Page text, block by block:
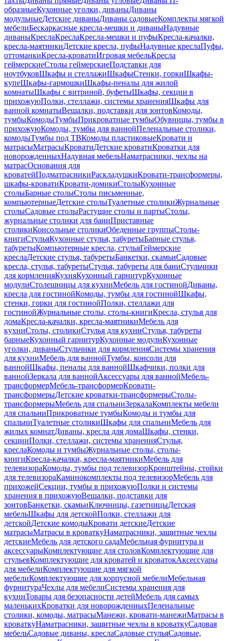
образныеКухонные уголки, диваныДиваны
модульныеДетские диваныДиваны садовыеКомплекты мягкой
мебелиБескаркасные кресла-мешки и диваныНадувные
диваныКреслаКреслаКресла-мешки и пуфыКресла-качалки,
кресла-маятникиДетские кресла, пуфыНадувные креслаПуфы,
оттоманкиКресла-кроватиИгровая мебельКресла
геймерскиеСтолы геймерскиеПодставки для
ноутбуковШкафы и стеллажиШкафыСтенки, горкиШкафы-
купеШкафы-гармошкиШкафы-пеналы для жилой
комнатыШкафы с витриной, буфетыШкафы, секции в
прихожуюПолки, стеллажи, системы храненияШкафы для
ванной комнатыВешалки, подставки для зонтовКомоды,
тумбыКомодыТумбыПрикроватные тумбыОбувницы, тумбы в
прихожуюКомоды, тумбы для ваннойПеленальные столики,
комодыТумбы под ТВКомоды пластиковыеКровати и
матрасыМатрасыКроватиДетские кроватиКроватки для
новорожденныхНадувная мебельНаматрасники, чехлы на
матрасОснования для
кроватейПодматрасникиРаскладушкиКровати-трансформеры,
шкафы-кроватиКровати-домикиСтолыКухонные
столыБарные столыСтолы письменные,
компьютерныеДетские столыТуалетные столикиЖурнальные
столыСадовые столыРастущие столы и партыСтолы,
журнальные столики для баниПриставные
столикиКонсольные столикиОбеденные группыСтолы-
книгиСтульяКухонные стулья, табуретыБарные стулья,
табуретыКомпьютерные кресла, стульяГеймерские
креслаДетские стулья, табуретыБанкетки, скамьиСадовые
кресла, стулья, табуретыСтулья, табуреты для баниСтульчики
для кормленияКухняКухонный гарнитурКухонные
модулиСтолешницы для кухниМебель для гостинойДиваны,
кресла для гостинойКомоды, тумбы для гостинойШкафы,
стенки, горки для гостинойПолки, стеллажи для
гостинойЖурнальные столы, столы-книгиКресла, стулья для
домаКресла-качалки, кресла-маятникиМебель для
кухниСтолы, столикиСтулья для кухниСтулья, табуреты
барныеКухонный гарнитурКухонные модулиКухонные
уголки, диваныСтульчики для кормленияСистемы хранения
для кухниМебель для ваннойТумбы, консоли для
ваннойШкафы, пеналы для ваннойШкафчики, полки для
ваннойЗеркала для ваннойАксессуары для ваннойМебель-
трансформерМебель-трансформерКровати-
трансформерыДетские кроватки-трансформерыСтолы-
трансформерыМебель для спальниЗеркалаКомплекты мебели
для спальниПрикроватные тумбыКомоды и тумбы для
спальниТуалетные столикиШкафы для спальниМебель для
жилых комнатДиваны, кресла для домаШкафы, стенки,
секцииПолки, стеллажи, системы храненияСтулья,
креслаКомоды и тумбыЖурнальные столы, столы-
книгиКресла-качалки, кресла-маятникиМебель для
телевизораКомоды, тумбы под телевизорКронштейны, стойки
для телевизораКаминокомплекты под телевизорМебель для
прихожейСекции, тумбы в прихожуюПолки и системы
хранения в прихожуюВешалки, подставки для
зонтовБанкетки, скамьиКлючницы, газетницыДетская
мебельШкафы для детскойПолки, стеллажи для
детскойДетские комодыКровати детскиеДетские
матрасыМатрасы в кроваткуНаматрасники, защитные чехлы
детскиеМебель для детского садаМебельная фурнитура и
аксессуарыКомплектующие для столовКомплектующие для
стульевКомплектующие для кроватей и кроватокАксессуары
для мебелиКомплектующие для мягкой
мебелиКомплектующие для корпусной мебелиМебельная
фурнитураЧехлы для мебелиСистемы хранения для
кухниТовары для безопасности детейМебель для самых
маленькихКроватки для новорожденныхПеленальные
столики, комоды, матрасыМанежи, кровати-манежиМатрасы в
кроваткуНаматрасники, защитные чехлы в кроваткуСадовая
мебельСадовые диваны, креслаСадовые стульяСадовые,